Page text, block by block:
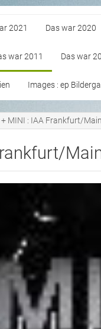
2021 Das war 2020
war 2011 Das war
Images : ep
+ MINI : IAA Frankfurt/